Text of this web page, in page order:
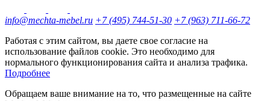
info@mechta-mebel.ru +7 (495) 744-51-30 +7 (963) 711-66-72
Работая с этим сайтом, вы даете свое согласие на
использование файлов cookie. Это необходимо для
нормального функционирования сайта и анализа трафика.
Подробнее
Обращаем ваше внимание на то, что размещенные на сайте